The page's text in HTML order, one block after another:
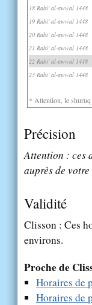
18 Rabi' al-awwal 1448
19 Rabi' al-awwal 1448
20 Rabi' al-awwal 1448
21 Rabi' al-awwal 1448
22 Rabi' al-awwal 1448
23 Rabi' al-awwal 1448
* Attention, le shuruq
Précision
Attention : ces
auprès de
Validité
Clisson : Ces
environs.
Proche de
Horaires de
Horaires de